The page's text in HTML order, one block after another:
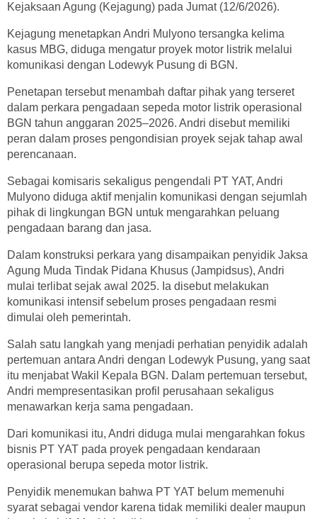
Kejaksaan Agung (Kejagung) pada Jumat (12/6/2026).
Kejagung menetapkan Andri Mulyono tersangka kelima
kasus MBG, diduga mengatur proyek motor listrik melalui
komunikasi dengan Lodewyk Pusung di BGN.
Penetapan tersebut menambah daftar pihak yang terseret
dalam perkara pengadaan sepeda motor listrik operasional
BGN tahun anggaran 2025–2026. Andri disebut memiliki
peran dalam proses pengondisian proyek sejak tahap awal
perencanaan.
Sebagai komisaris sekaligus pengendali PT YAT, Andri
Mulyono diduga aktif menjalin komunikasi dengan sejumlah
pihak di lingkungan BGN untuk mengarahkan peluang
pengadaan barang dan jasa.
Dalam konstruksi perkara yang disampaikan penyidik Jaksa
Agung Muda Tindak Pidana Khusus (Jampidsus), Andri
mulai terlibat sejak awal 2025. Ia disebut melakukan
komunikasi intensif sebelum proses pengadaan resmi
dimulai oleh pemerintah.
Salah satu langkah yang menjadi perhatian penyidik adalah
pertemuan antara Andri dengan Lodewyk Pusung, yang saat
itu menjabat Wakil Kepala BGN. Dalam pertemuan tersebut,
Andri mempresentasikan profil perusahaan sekaligus
menawarkan kerja sama pengadaan.
Dari komunikasi itu, Andri diduga mulai mengarahkan fokus
bisnis PT YAT pada proyek pengadaan kendaraan
operasional berupa sepeda motor listrik.
Penyidik menemukan bahwa PT YAT belum memenuhi
syarat sebagai vendor karena tidak memiliki dealer maupun